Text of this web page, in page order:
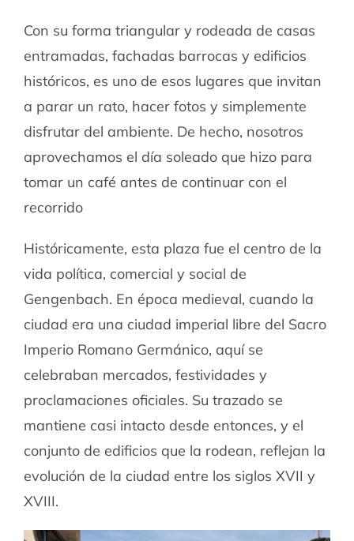
Con su forma triangular y rodeada de casas
entramadas, fachadas barrocas y edificios
históricos, es uno de esos lugares que invitan
a parar un rato, hacer fotos y simplemente
disfrutar del ambiente. De hecho, nosotros
aprovechamos el día soleado que hizo para
tomar un café antes de continuar con el
recorrido
Históricamente, esta plaza fue el centro de la
vida política, comercial y social de
Gengenbach. En época medieval, cuando la
ciudad era una ciudad imperial libre del Sacro
Imperio Romano Germánico, aquí se
celebraban mercados, festividades y
proclamaciones oficiales. Su trazado se
mantiene casi intacto desde entonces, y el
conjunto de edificios que la rodean, reflejan la
evolución de la ciudad entre los siglos XVII y
XVIII.